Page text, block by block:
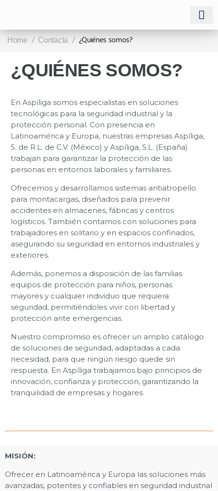
Home / Contacta / ¿Quiénes somos?
¿QUIÉNES SOMOS?
En Aspíliga somos especialistas en soluciones
tecnológicas para la seguridad industrial y la
protección personal. Con presencia en
Latinoamérica y Europa, nuestras empresas Aspíliga,
S. de R.L. de C.V. (México) y Aspíliga, S.L. (España)
trabajan para garantizar la protección de las
personas en entornos laborales y familiares.
Ofrecemos y desarrollamos sistemas antiatropello
para montacargas, diseñados para prevenir
accidentes en almacenes, fábricas y centros
logísticos. También contamos con soluciones para
trabajadores en solitario y en espacios confinados,
asegurando su seguridad en entornos industriales y
exteriores.
Además, ponemos a disposición de las familias
equipos de protección para niños, personas
mayores y cualquier individuo que requiera
seguridad, permitiéndoles vivir con libertad y
protección ante emergencias.
Nuestro compromiso es ofrecer un amplio catálogo
de soluciones de seguridad, adaptadas a cada
necesidad, para que ningún riesgo quede sin
respuesta. En Aspíliga trabajamos bajo principios de
innovación, confianza y protección, garantizando la
tranquilidad de empresas y hogares.
MISIÓN:
Ofrecer en Latinoamérica y Europa las soluciones más
avanzadas, potentes y confiables en seguridad industrial